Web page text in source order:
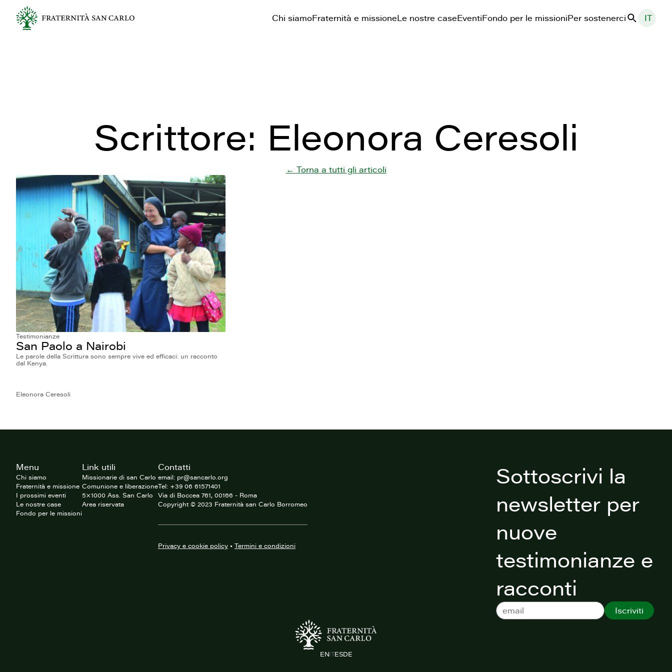
Chi siamoFraternità e missioneLe nostre caseEventiFondo per le missioniPer sostenerci Cerca
IT
Scrittore: Eleonora Ceresoli
← Torna a tutti gli articoli
Testimonianze
San Paolo a Nairobi
Le parole della Scrittura sono sempre vive ed efficaci: un racconto
dal Kenya.
Eleonora Ceresoli
Menu
Chi siamo
Fraternità e missione
I prossimi eventi
Le nostre case
Fondo per le missioni
Link utili
Missionarie di san Carlo
Comunione e liberazione
5×1000 Ass. San Carlo
Area riservata
Contatti
email: pr@sancarlo.org
Tel: +39 06 61571401
Via di Boccea 761, 00166 - Roma
Copyright © 2023 Fraternità san Carlo Borromeo
Privacy e cookie policy • Termini e condizioni
Sottoscrivi la
newsletter per
nuove
testimonianze e
racconti
Iscriviti
ENITESDE